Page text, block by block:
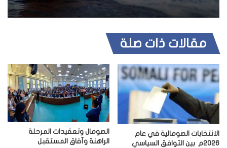
مقالات ذات صلة
الانتخابات الصومالية في عام
2026م بين التوافق السياسي
الصومال وتعقيدات المرحلة
الراهنة وآفاق المستقبل